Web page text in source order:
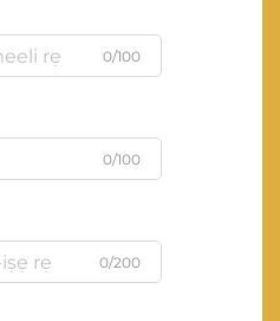
0/100
0/100
0/200